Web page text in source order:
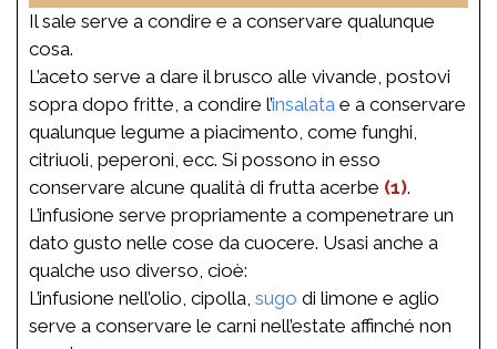
Il sale serve a condire e a conservare qualunque
cosa.
L’aceto serve a dare il brusco alle vivande, postovi
sopra dopo fritte, a condire l’insalata e a conservare
qualunque legume a piacimento, come funghi,
citriuoli, peperoni, ecc. Si possono in esso
conservare alcune qualità di frutta acerbe (1).
L’infusione serve propriamente a compenetrare un
dato gusto nelle cose da cuocere. Usasi anche a
qualche uso diverso, cioè:
L’infusione nell’olio, cipolla, sugo di limone e aglio
serve a conservare le carni nell’estate affinché non